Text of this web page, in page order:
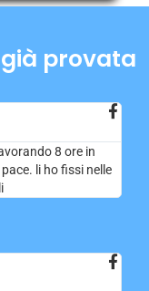
provata
8 ore in
li ho fissi nelle